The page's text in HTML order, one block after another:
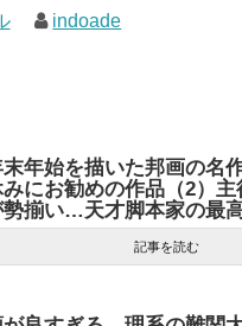
indoade
年始を描いた邦画の名
にお勧めの作品（2）
揃い…天才脚本家の最
記事を読む